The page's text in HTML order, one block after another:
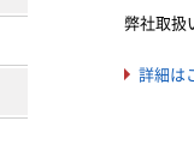
弊社取
詳細は